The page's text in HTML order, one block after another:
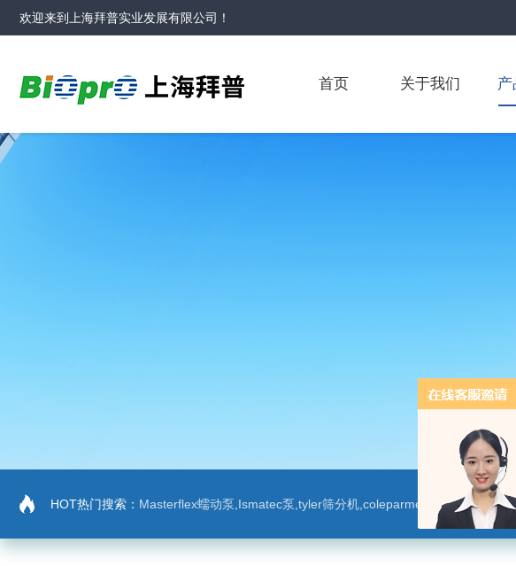
欢迎来到 上海拜普实业发展有限公司 ！
首页 关于我们 产
HOT热门搜索： Masterflex蠕动泵,Ismatec泵,tyler筛分机,coleparmer,注射泵,洗瓶机,p80橡胶润